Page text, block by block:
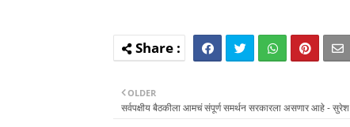
OLDER
सर्वपक्षीय बैठकीला आमचं संपूर्ण समर्थन सरकारला असणार आहे - सुरेश